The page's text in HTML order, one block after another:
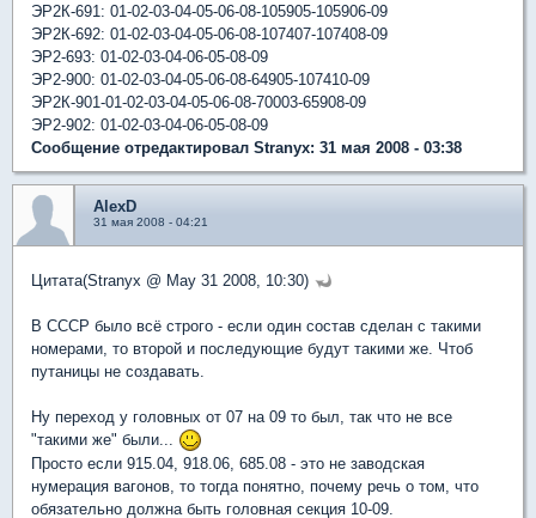
ЭР2К-691: 01-02-03-04-05-06-08-105905-105906-09
ЭР2К-692: 01-02-03-04-05-06-08-107407-107408-09
ЭР2-693: 01-02-03-04-06-05-08-09
ЭР2-900: 01-02-03-04-05-06-08-64905-107410-09
ЭР2К-901-01-02-03-04-05-06-08-70003-65908-09
ЭР2-902: 01-02-03-04-06-05-08-09
Сообщение отредактировал Stranyx: 31 мая 2008 - 03:38
AlexD
31 мая 2008 - 04:21
Цитата(Stranyx @ May 31 2008, 10:30)
В СССР было всё строго - если один состав сделан с такими
номерами, то второй и последующие будут такими же. Чтоб
путаницы не создавать.
Ну переход у головных от 07 на 09 то был, так что не все
"такими же" были...
Просто если 915.04, 918.06, 685.08 - это не заводская
нумерация вагонов, то тогда понятно, почему речь о том, что
обязательно должна быть головная секция 10-09.